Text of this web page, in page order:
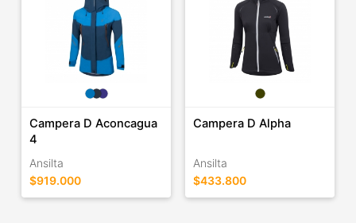
Campera D Aconcagua
4
Ansilta
$919.000
Campera D Alpha
Ansilta
$433.800